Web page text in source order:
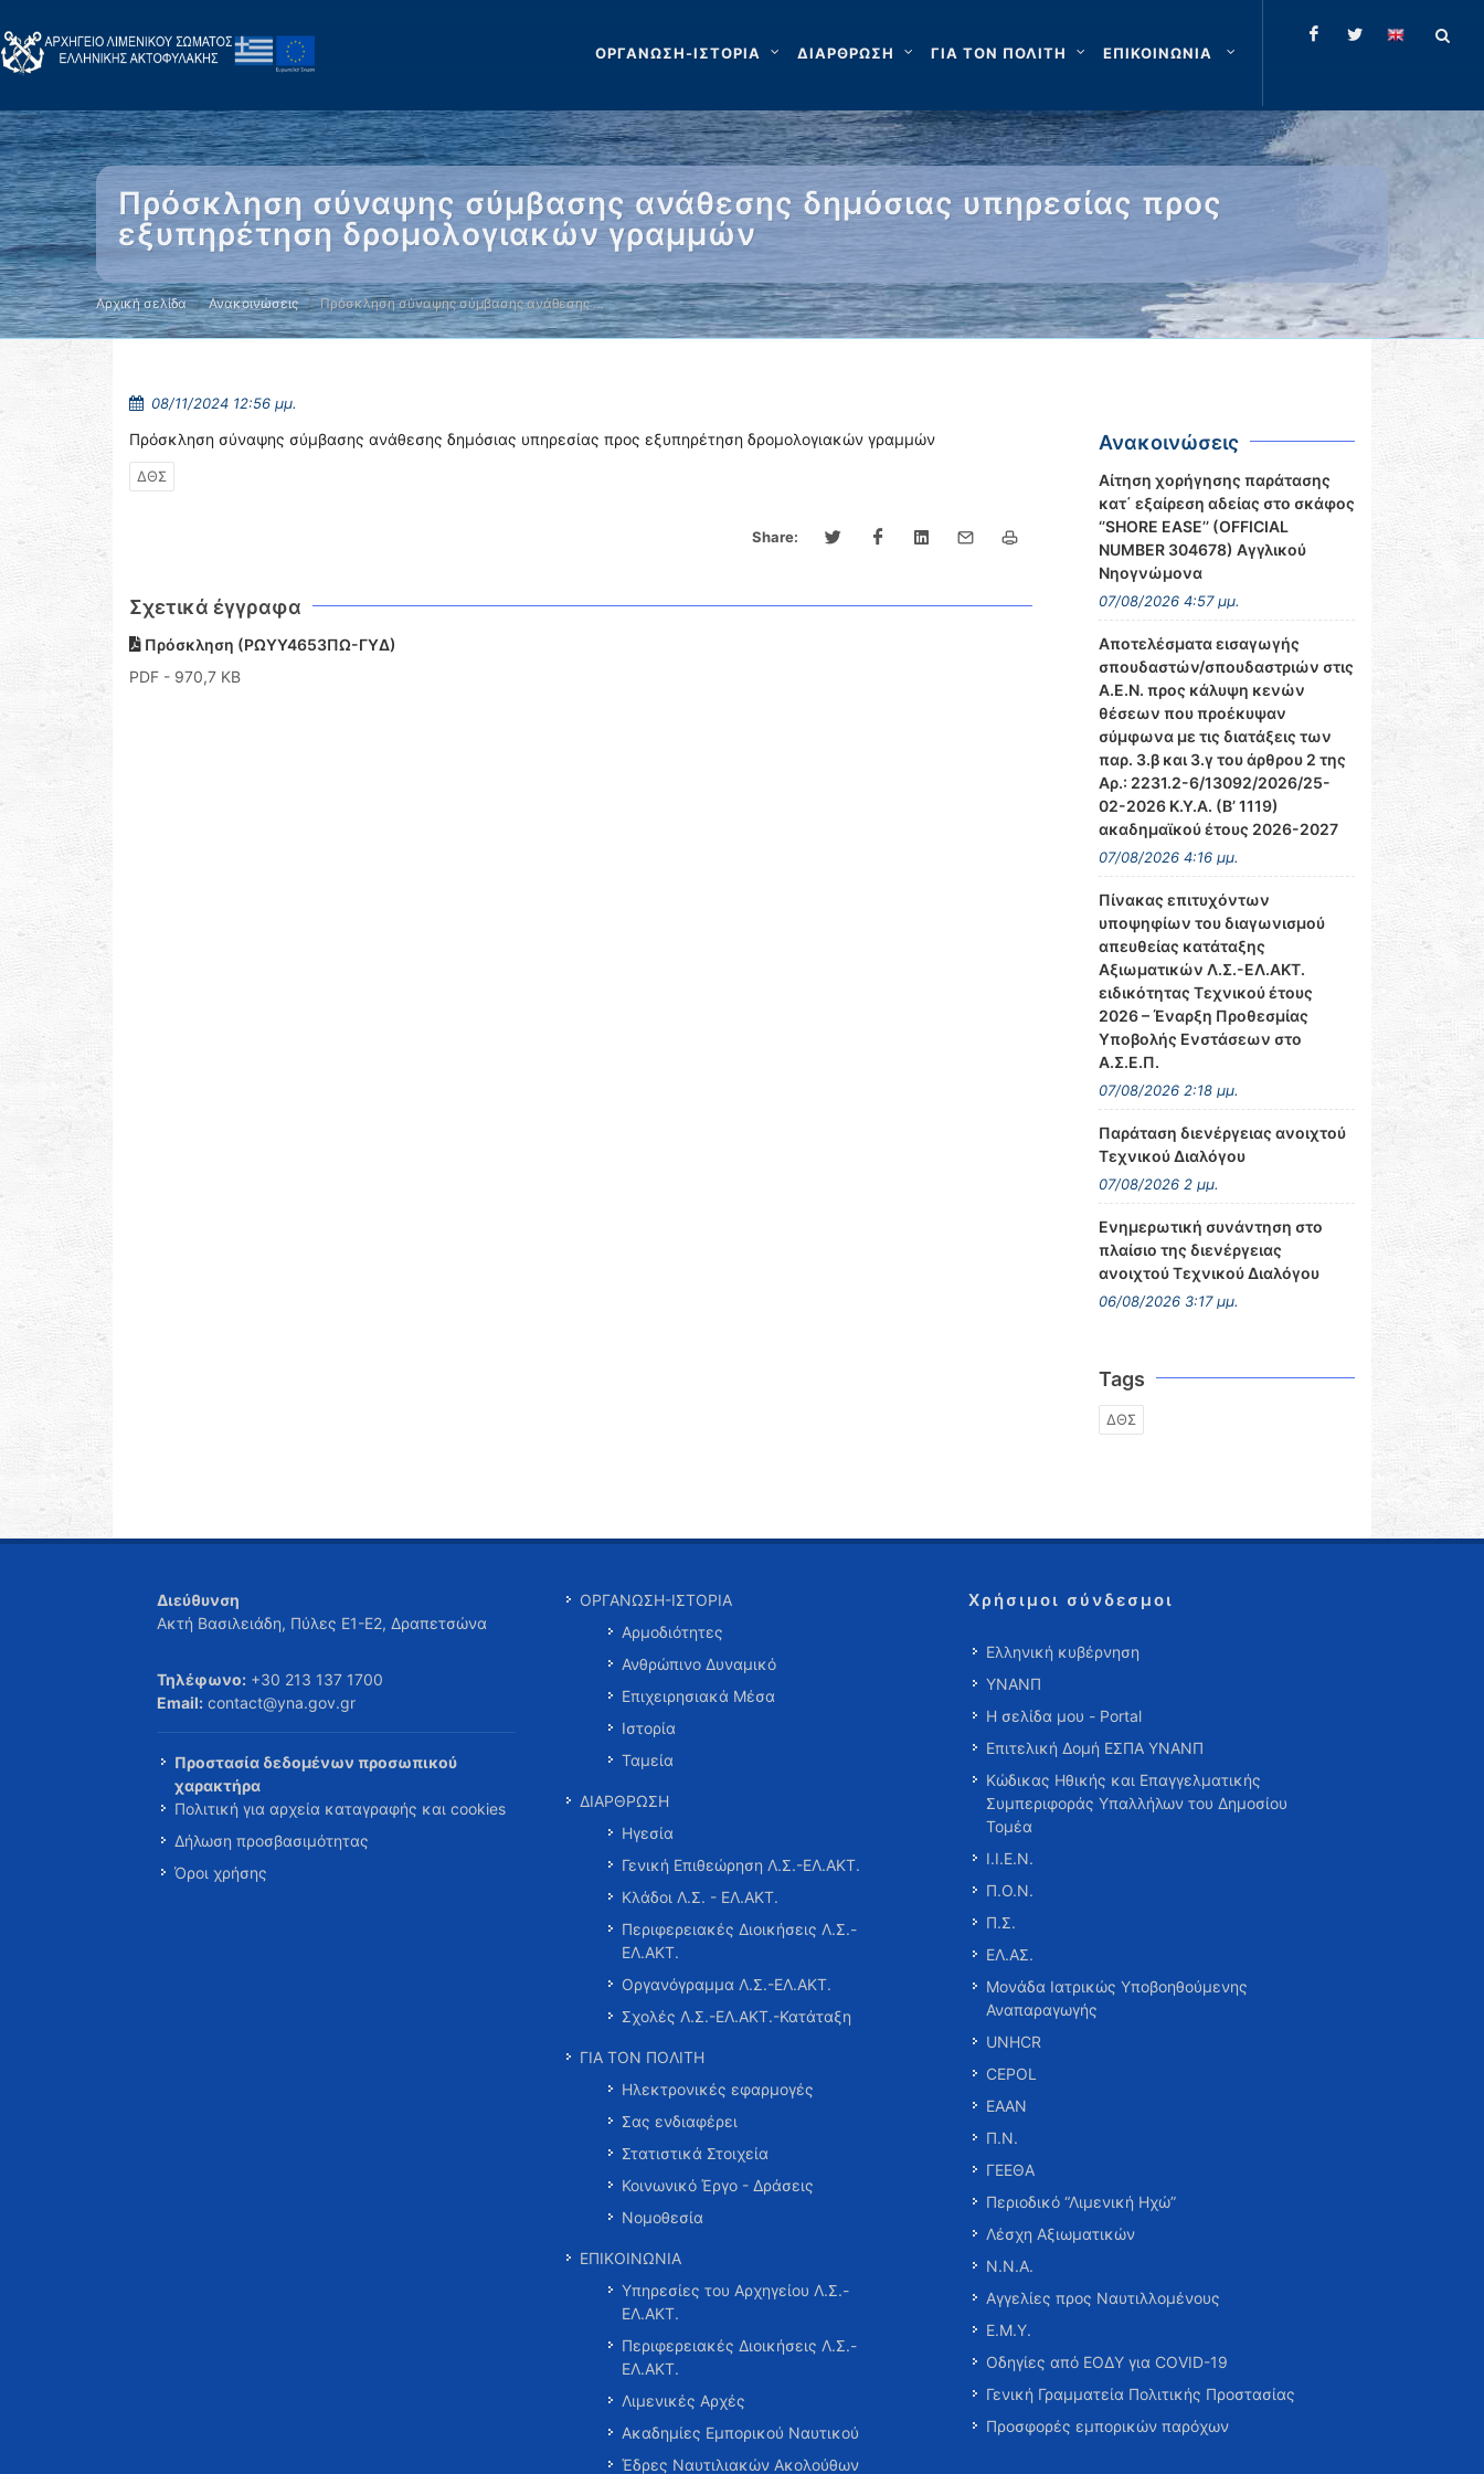
ΟΡΓΑΝΩΣΗ-ΙΣΤΟΡΙΑ ΔΙΑΡΘΡΩΣΗ ΓΙΑ ΤΟΝ ΠΟΛΙΤΗ ΕΠΙΚΟΙΝΩΝΙΑ
Πρόσκληση σύναψης σύμβασης ανάθεσης δημόσιας υπηρεσίας προς
εξυπηρέτηση δρομολογιακών γραμμών
Αρχική σελίδα Ανακοινώσεις Πρόσκληση σύναψης σύμβασης ανάθεσης …
08/11/2024 12:56 μμ.
Πρόσκληση σύναψης σύμβασης ανάθεσης δημόσιας υπηρεσίας προς εξυπηρέτηση δρομολογιακών γραμμών
ΔΘΣ
Share:
Σχετικά έγγραφα
Πρόσκληση (ΡΩΥΥ4653ΠΩ-ΓΥΔ)
PDF - 970,7 KB
Ανακοινώσεις
Αίτηση χορήγησης παράτασης
κατ΄ εξαίρεση αδείας στο σκάφος
‘’SHORE EASE’’ (OFFICIAL
NUMBER 304678) Αγγλικού
Νηογνώμονα
07/08/2026 4:57 μμ.
Αποτελέσματα εισαγωγής
σπουδαστών/σπουδαστριών στις
Α.Ε.Ν. προς κάλυψη κενών
θέσεων που προέκυψαν
σύμφωνα με τις διατάξεις των
παρ. 3.β και 3.γ του άρθρου 2 της
Αρ.: 2231.2-6/13092/2026/25-
02-2026 Κ.Υ.Α. (Β’ 1119)
ακαδημαϊκού έτους 2026-2027
07/08/2026 4:16 μμ.
Πίνακας επιτυχόντων
υποψηφίων του διαγωνισμού
απευθείας κατάταξης
Αξιωματικών Λ.Σ.-ΕΛ.ΑΚΤ.
ειδικότητας Τεχνικού έτους
2026 – Έναρξη Προθεσμίας
Υποβολής Ενστάσεων στο
Α.Σ.Ε.Π.
07/08/2026 2:18 μμ.
Παράταση διενέργειας ανοιχτού
Τεχνικού Διαλόγου
07/08/2026 2 μμ.
Ενημερωτική συνάντηση στο
πλαίσιο της διενέργειας
ανοιχτού Τεχνικού Διαλόγου
06/08/2026 3:17 μμ.
Tags
ΔΘΣ
Διεύθυνση
Ακτή Βασιλειάδη, Πύλες Ε1-Ε2, Δραπετσώνα
Τηλέφωνο: +30 213 137 1700
Email: contact@yna.gov.gr
Προστασία δεδομένων προσωπικού
χαρακτήρα
Πολιτική για αρχεία καταγραφής και cookies
Δήλωση προσβασιμότητας
Όροι χρήσης
ΟΡΓΑΝΩΣΗ-ΙΣΤΟΡΙΑ
Αρμοδιότητες
Ανθρώπινο Δυναμικό
Επιχειρησιακά Μέσα
Ιστορία
Ταμεία
ΔΙΑΡΘΡΩΣΗ
Ηγεσία
Γενική Επιθεώρηση Λ.Σ.-ΕΛ.ΑΚΤ.
Κλάδοι Λ.Σ. - ΕΛ.ΑΚΤ.
Περιφερειακές Διοικήσεις Λ.Σ.-
ΕΛ.ΑΚΤ.
Οργανόγραμμα Λ.Σ.-ΕΛ.ΑΚΤ.
Σχολές Λ.Σ.-ΕΛ.ΑΚΤ.-Κατάταξη
ΓΙΑ ΤΟΝ ΠΟΛΙΤΗ
Ηλεκτρονικές εφαρμογές
Σας ενδιαφέρει
Στατιστικά Στοιχεία
Κοινωνικό Έργο - Δράσεις
Νομοθεσία
ΕΠΙΚΟΙΝΩΝΙΑ
Υπηρεσίες του Αρχηγείου Λ.Σ.-
ΕΛ.ΑΚΤ.
Περιφερειακές Διοικήσεις Λ.Σ.-
ΕΛ.ΑΚΤ.
Λιμενικές Αρχές
Ακαδημίες Εμπορικού Ναυτικού
Έδρες Ναυτιλιακών Ακολούθων
Χρήσιμοι σύνδεσμοι
Ελληνική κυβέρνηση
ΥΝΑΝΠ
Η σελίδα μου - Portal
Επιτελική Δομή ΕΣΠΑ ΥΝΑΝΠ
Κώδικας Ηθικής και Επαγγελματικής
Συμπεριφοράς Υπαλλήλων του Δημοσίου
Τομέα
Ι.Ι.Ε.Ν.
Π.Ο.Ν.
Π.Σ.
ΕΛ.ΑΣ.
Μονάδα Ιατρικώς Υποβοηθούμενης
Αναπαραγωγής
UNHCR
CEPOL
ΕΑΑΝ
Π.Ν.
ΓΕΕΘΑ
Περιοδικό “Λιμενική Ηχώ”
Λέσχη Αξιωματικών
Ν.Ν.Α.
Αγγελίες προς Ναυτιλλομένους
Ε.Μ.Υ.
Οδηγίες από ΕΟΔΥ για COVID-19
Γενική Γραμματεία Πολιτικής Προστασίας
Προσφορές εμπορικών παρόχων